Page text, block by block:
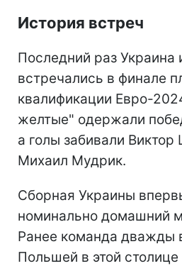
История встреч
Последний раз Украина
встречались в финале
квалификации Евро-
желтые" одержали
а голы забивали Виктор
Михаил Мудрик.
Сборная Украины
номинально домашний
Ранее команда дважды
Польшей в этой столице